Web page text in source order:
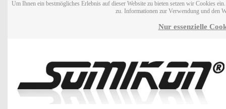
Um Ihnen ein bestmögliches Erlebnis auf dieser Website zu bieten setzen wir Cookies
zu. Informationen zur Verwendung und den
Nur essenzielle